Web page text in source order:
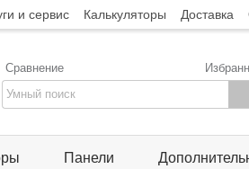
и сервис Калькуляторы Доставка
Сравнение
Панели